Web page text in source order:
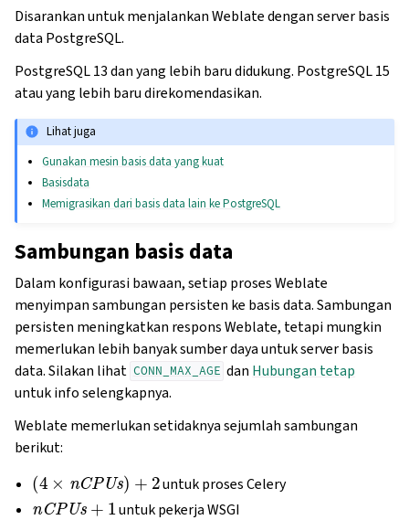
Disarankan untuk menjalankan Weblate dengan server basis
data PostgreSQL.
PostgreSQL 13 dan yang lebih baru didukung. PostgreSQL 15
atau yang lebih baru direkomendasikan.
Lihat juga
Gunakan mesin basis data yang kuat
Basisdata
Memigrasikan dari basis data lain ke PostgreSQL
Sambungan basis data
Dalam konfigurasi bawaan, setiap proses Weblate
menyimpan sambungan persisten ke basis data. Sambungan
persisten meningkatkan respons Weblate, tetapi mungkin
memerlukan lebih banyak sumber daya untuk server basis
data. Silakan lihat CONN_MAX_AGE dan Hubungan tetap
untuk info selengkapnya.
Weblate memerlukan setidaknya sejumlah sambungan
berikut:
( 4 nCPUs)+ 2
untuk proses Celery
nCPUs+
untuk pekerja WSGI